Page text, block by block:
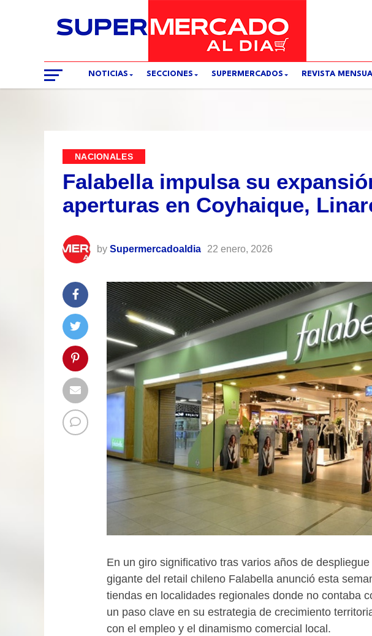
NOTICIAS SECCIONES SUPERMERCADOS REVISTA
NACIONALES
Falabella impulsa su
aperturas en Coyhaique,
by Supermercadoaldia 22 enero, 2026
En un giro significativo tras varios años de
gigante del retail chileno Falabella anunció esta
tiendas en localidades regionales donde no contaba
un paso clave en su estrategia de crecimiento
con el empleo y el dinamismo comercial local.